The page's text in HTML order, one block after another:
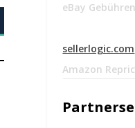
eBay
sellerlogic.com
Amazon